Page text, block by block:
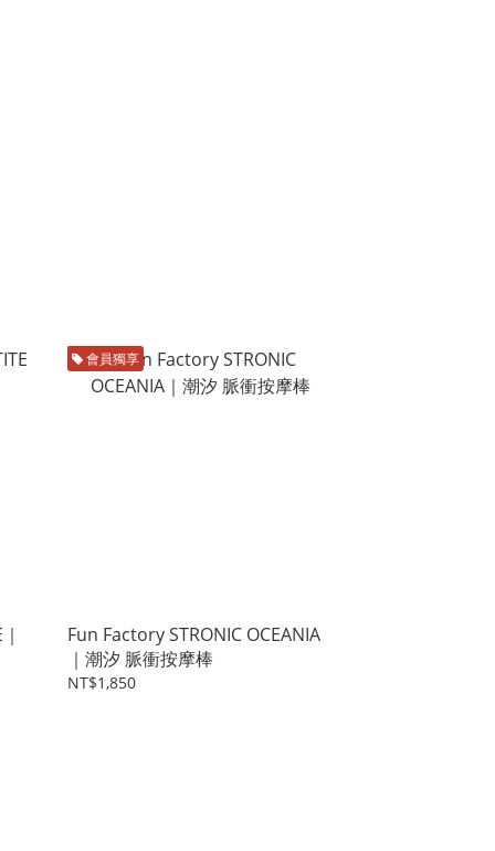
會員獨享
Fun Factory STRONIC OCEANIA
｜潮汐 脈衝按摩棒
NT$1,850